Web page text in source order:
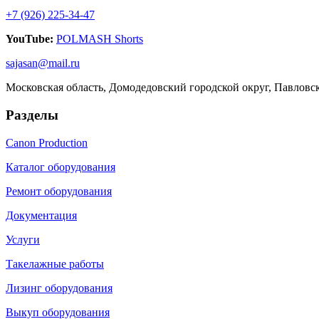
+7 (926) 225-34-47
YouTube: POLMASH Shorts
sajasan@mail.ru
Московская область, Домодедовский городской округ,
Разделы
Canon Production
Каталог оборудования
Ремонт оборудования
Документация
Услуги
Такелажные работы
Лизинг оборудования
Выкуп оборудования